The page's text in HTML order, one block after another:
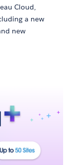
Cloud,
a new
new